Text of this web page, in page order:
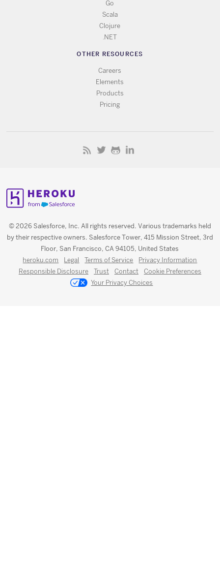
Go
Scala
Clojure
.NET
OTHER RESOURCES
Careers
Elements
Products
Pricing
© 2026 Salesforce, Inc. All rights reserved. Various trademarks held
by their respective owners. Salesforce Tower, 415 Mission Street, 3rd
Floor, San Francisco, CA 94105, United States
heroku.com Legal Terms of Service
Privacy Information
Responsible Disclosure
Trust Contact
Cookie Preferences
Your Privacy Choices